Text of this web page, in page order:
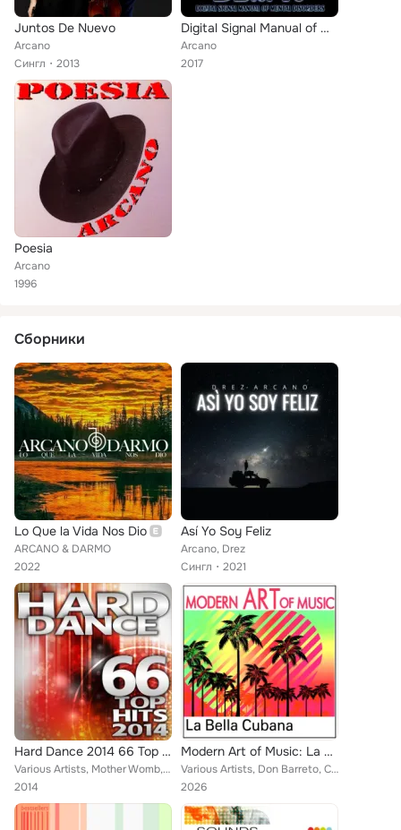
Juntos De Nuevo
Arcano
Сингл
2013
Digital Signal Manual of Mental Disorders IV
Arcano
2017
Poesia
Arcano
1996
Сборники
Lo Que la Vida Nos Dio
ARCANO & DARMO
2022
Así Yo Soy Feliz
Arcano, Drez
Сингл
2021
Hard Dance 2014 66 Top Hits - Best of Electronic Dance Club, Rave Music Anthems, Psychedelic Goa Trance, Hardcore Acid Tech Hous...
Various Artists, Mother Womb, Paraforce, Zoologic, Perfect Match, Electrocult, Stuntproject, Zybex, Wizack Twizack, Goe, Zoomorf...
2014
Modern Art of Music: La Bella Cubana
Various Artists, Don Barreto, Cachao, Labrada, Sabor De Cuba, Cvarteto Diapasón, Oscar Calle, Roberto Hernández Caballero, Emili...
2026